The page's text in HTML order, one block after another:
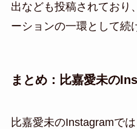
出なども投稿されており
ーションの一環として続
まとめ：比嘉愛未の
比嘉愛未のInstagramで